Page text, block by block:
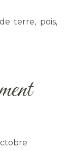
terre, pois,